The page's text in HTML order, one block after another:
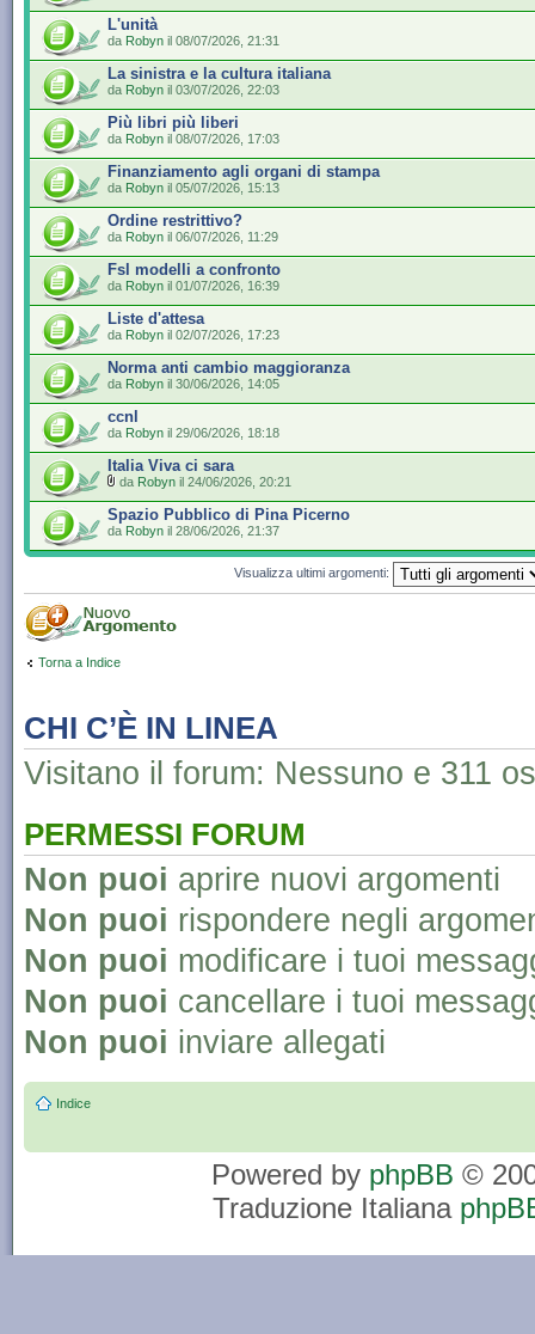
L'unità
da Robyn il 08/07/2026, 21:31
La sinistra e la cultura italiana
da Robyn il 03/07/2026, 22:03
Più libri più liberi
da Robyn il 08/07/2026, 17:03
Finanziamento agli organi di stampa
da Robyn il 05/07/2026, 15:13
Ordine restrittivo?
da Robyn il 06/07/2026, 11:29
Fsl modelli a confronto
da Robyn il 01/07/2026, 16:39
Liste d'attesa
da Robyn il 02/07/2026, 17:23
Norma anti cambio maggioranza
da Robyn il 30/06/2026, 14:05
ccnl
da Robyn il 29/06/2026, 18:18
Italia Viva ci sara
da Robyn il 24/06/2026, 20:21
Spazio Pubblico di Pina Picerno
da Robyn il 28/06/2026, 21:37
Visualizza ultimi argomenti:
Torna a Indice
CHI C’È IN LINEA
Visitano il forum: Nessuno e 311
PERMESSI FORUM
Non puoi aprire nuovi argomenti
Non puoi rispondere negli
Non puoi modificare i tuoi
Non puoi cancellare i tuoi
Non puoi inviare allegati
Indice
Powered by phpBB ©
Traduzione Italiana